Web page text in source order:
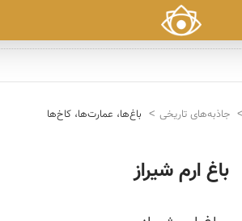
جاذبه‌های تاریخی باغ‌ها، عمارت‌ها، کاخ‌ها
باغ ارم شیراز